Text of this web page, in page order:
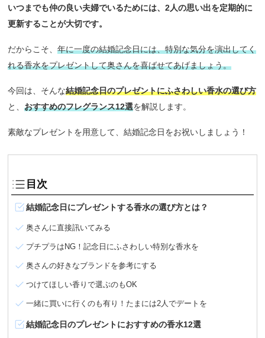
いつまでも仲の良い夫婦でいるためには、2人の思い出を定期的に
更新することが大切です。
だからこそ、年に一度の結婚記念日には、特別な気分を演出してく
れる香水をプレゼントして奥さんを喜ばせてあげましょう。
今回は、そんな結婚記念日のプレゼントにふさわしい香水の選び方
と、おすすめのフレグランス12選を解説します。
素敵なプレゼントを用意して、結婚記念日をお祝いしましょう！
目次
結婚記念日にプレゼントする香水の選び方とは？
奥さんに直接訊いてみる
プチプラはNG！記念日にふさわしい特別な香水を
奥さんの好きなブランドを参考にする
つけてほしい香りで選ぶのもOK
一緒に買いに行くのも有り！たまには2人でデートを
結婚記念日のプレゼントにおすすめの香水12選